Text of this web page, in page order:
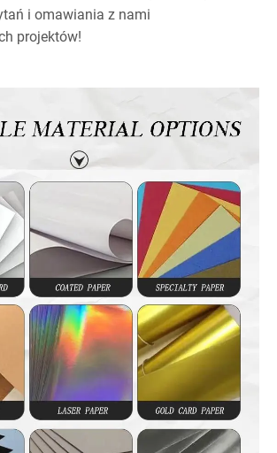
i omawiania z nami
projektów!